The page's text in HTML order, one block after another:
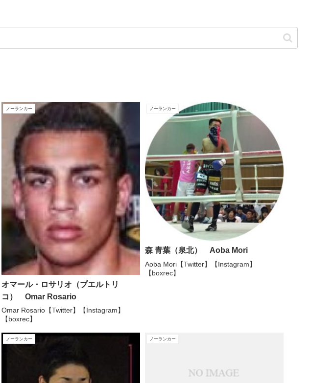
ノーランカー
オマール・ロサリオ（プエルトリ
コ） Omar Rosario
Omar Rosario【Twitter】【Instagram】
【boxrec】
ノーランカー
森 青葉（泉北） Aoba Mori
Aoba Mori【Twitter】【Instagram】
【boxrec】
ノーランカー ノーランカー